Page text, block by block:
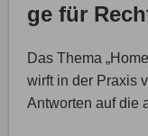
ge für
Das Thema
wirft in der Praxis
Antworten auf die